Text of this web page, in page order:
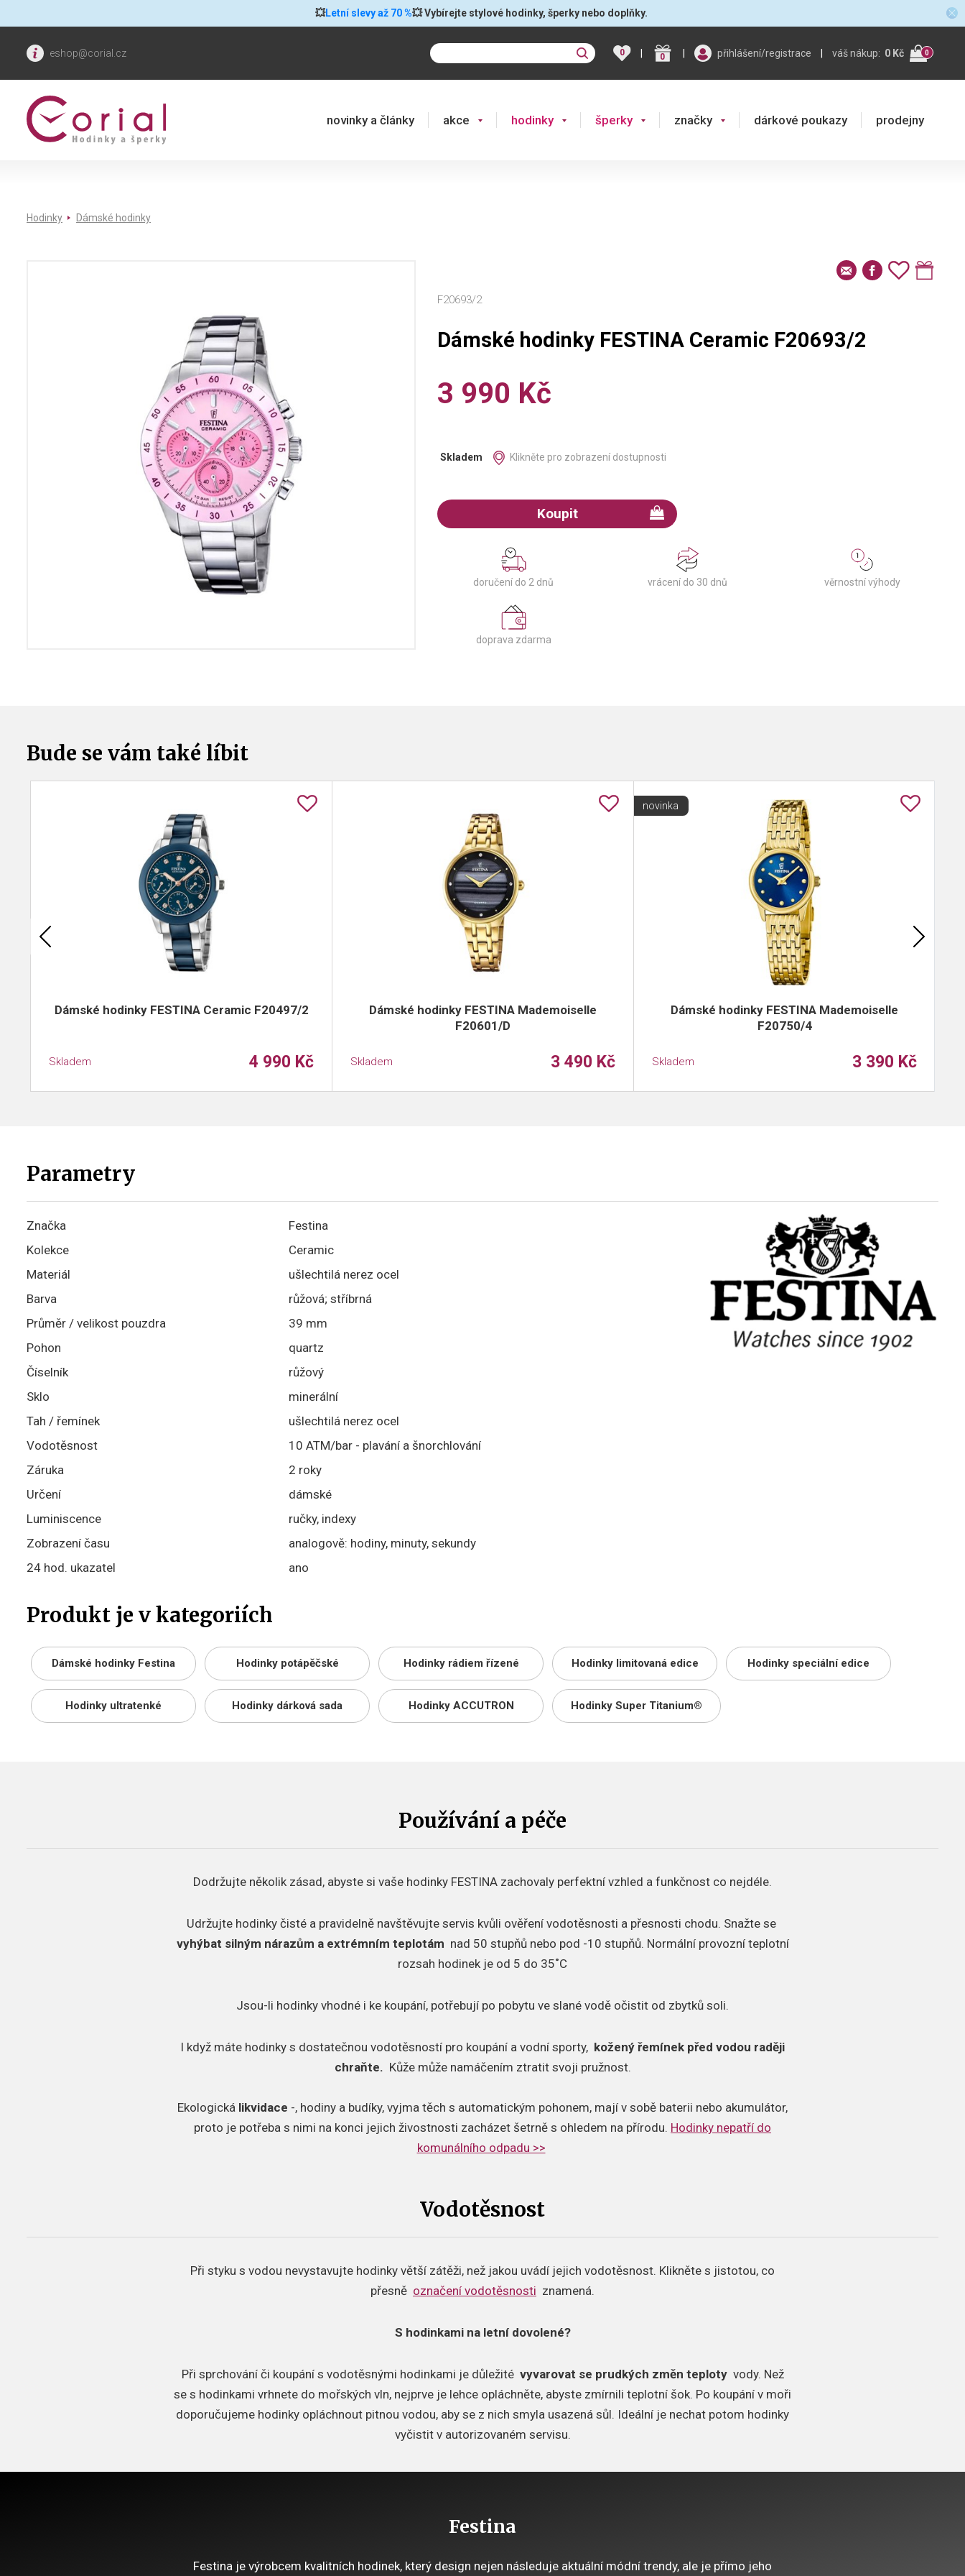
💥Letní slevy až 70 %💥 Vybírejte stylové hodinky, šperky nebo doplňky.
eshop@corial.cz 0 | 0 | přihlášení/registrace | váš nákup: 0 Kč 0
novinky a články akce hodinky šperky značky dárkové poukazy prodejny
Hodinky Dámské hodinky
F20693/2
Dámské hodinky FESTINA Ceramic F20693/2
3 990 Kč
Skladem Klikněte pro zobrazení dostupnosti
Koupit
doručení do 2 dnů vrácení do 30 dnů věrnostní výhody
doprava zdarma
Bude se vám také líbit
Dámské hodinky FESTINA Ceramic F20497/2
Skladem 4 990 Kč
Dámské hodinky FESTINA Mademoiselle
F20601/D
Skladem 3 490 Kč
Dámské hodinky FESTINA Mademoiselle
F20750/4
novinka
Skladem 3 390 Kč
Parametry
Značka
Festina
Kolekce
Ceramic
Materiál
ušlechtilá nerez ocel
Barva
růžová; stříbrná
Průměr / velikost pouzdra
39 mm
Pohon
quartz
Číselník
růžový
Sklo
minerální
Tah / řemínek
ušlechtilá nerez ocel
Vodotěsnost
10 ATM/bar - plavání a šnorchlování
Záruka
2 roky
Určení
dámské
Luminiscence
ručky, indexy
Zobrazení času
analogově: hodiny, minuty, sekundy
24 hod. ukazatel
ano
Produkt je v kategoriích
Dámské hodinky Festina Hodinky potápěčské Hodinky rádiem řízené Hodinky limitovaná edice Hodinky speciální edice
Hodinky ultratenké Hodinky dárková sada Hodinky ACCUTRON Hodinky Super Titanium®
Používání a péče
Dodržujte několik zásad, abyste si vaše hodinky FESTINA zachovaly perfektní vzhled a funkčnost co nejdéle.
Udržujte hodinky čisté a pravidelně navštěvujte servis kvůli ověření vodotěsnosti a přesnosti chodu. Snažte se
vyhýbat silným nárazům a extrémním teplotám nad 50 stupňů nebo pod -10 stupňů. Normální provozní teplotní
rozsah hodinek je od 5 do 35˚C
Jsou-li hodinky vhodné i ke koupání, potřebují po pobytu ve slané vodě očistit od zbytků soli.
I když máte hodinky s dostatečnou vodotěsností pro koupání a vodní sporty, kožený řemínek před vodou raději
chraňte. Kůže může namáčením ztratit svoji pružnost.
​Ekologická likvidace -, hodiny a budíky, vyjma těch s automatickým pohonem, mají v sobě baterii nebo akumulátor,
proto je potřeba s nimi na konci jejich živostnosti zacházet šetrně s ohledem na přírodu. Hodinky nepatří do
komunálního odpadu >>
Vodotěsnost
Při styku s vodou nevystavujte hodinky větší zátěži, než jakou uvádí jejich vodotěsnost. Klikněte s jistotou, co
přesně označení vodotěsnosti znamená.
S hodinkami na letní dovolené?
Při sprchování či koupání s vodotěsnými hodinkami je důležité vyvarovat se prudkých změn teploty vody. Než
se s hodinkami vrhnete do mořských vln, nejprve je lehce opláchněte, abyste zmírnili teplotní šok. Po koupání v moři
doporučujeme hodinky opláchnout pitnou vodou, aby se z nich smyla usazená sůl. Ideální je nechat potom hodinky
vyčistit v autorizovaném servisu.
Festina
Festina je výrobcem kvalitních hodinek, který design nejen následuje aktuální módní trendy, ale je přímo jeho